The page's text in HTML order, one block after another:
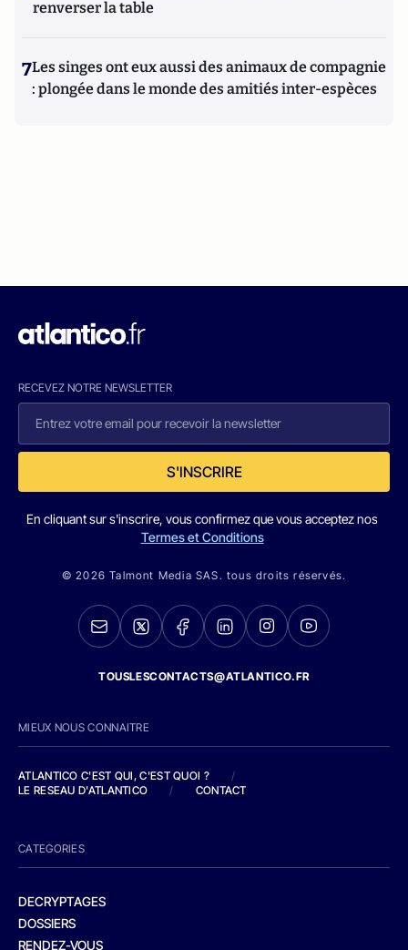
renverser la table
7Les singes ont eux aussi des animaux de compagnie
: plongée dans le monde des amitiés inter-espèces
RECEVEZ NOTRE NEWSLETTER
S'INSCRIRE
En cliquant sur s'inscrire, vous confirmez que vous acceptez nos
Termes et Conditions
© 2026 Talmont Media SAS. tous droits réservés.
TOUSLESCONTACTS@ATLANTICO.FR
MIEUX NOUS CONNAITRE
ATLANTICO C'EST QUI, C'EST QUOI ?
/
LE RESEAU D'ATLANTICO
/ CONTACT
CATEGORIES
DECRYPTAGES
DOSSIERS
RENDEZ-VOUS